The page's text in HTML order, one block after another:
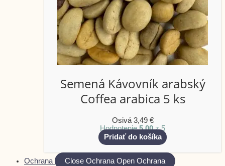
Semená Kávovník arabský
Coffea arabica 5 ks
Osivá3,49 €
Hodnotenie5.00z 5
Pridať do košíka
Ochrana Close Ochrana Open Ochrana